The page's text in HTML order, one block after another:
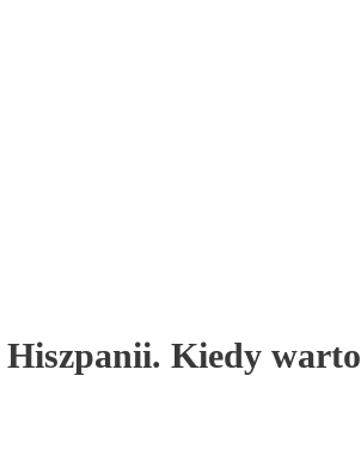
Hiszpanii. Kiedy warto